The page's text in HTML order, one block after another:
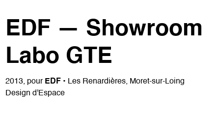
EDF — Showroom
Labo GTE
2013, pour EDF • Les Renardières, Moret-sur-Loing
Design d'Espace